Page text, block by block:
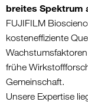
breites Spektrum
FUJIFILM
kosteneffiziente
frühe
Gemeinschaft.
Unsere Expertise